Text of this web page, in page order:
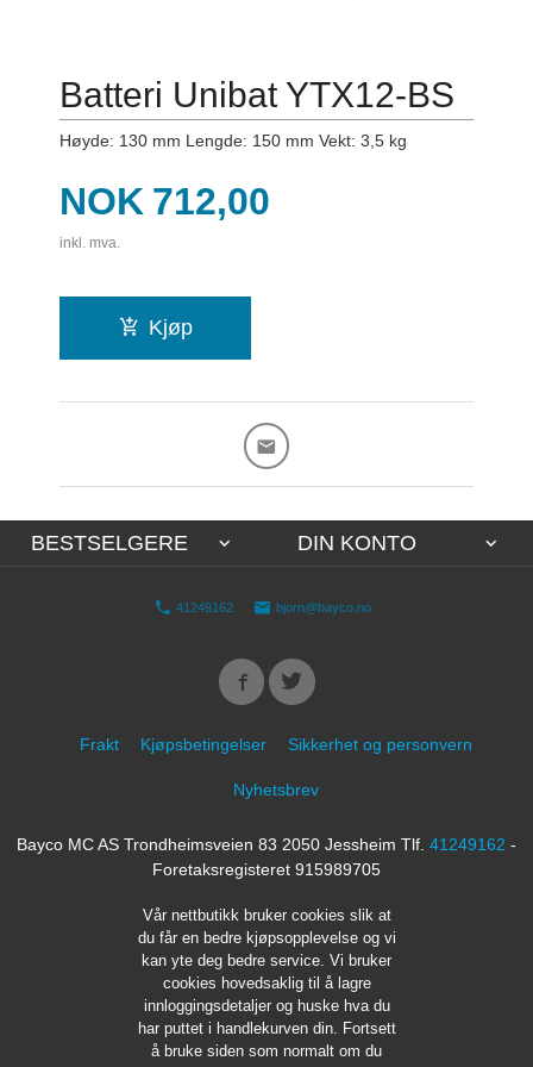
Batteri Unibat YTX12-BS
Høyde: 130 mm Lengde: 150 mm Vekt: 3,5 kg
Pris
NOK 712,00
inkl. mva.
Kjøp
BESTSELGERE DIN KONTO
41249162 bjorn@bayco.no
Frakt Kjøpsbetingelser Sikkerhet og personvern
Nyhetsbrev
Bayco MC AS Trondheimsveien 83 2050 Jessheim Tlf. 41249162 -
Foretaksregisteret 915989705
Vår nettbutikk bruker cookies slik at
du får en bedre kjøpsopplevelse og vi
kan yte deg bedre service. Vi bruker
cookies hovedsaklig til å lagre
innloggingsdetaljer og huske hva du
har puttet i handlekurven din. Fortsett
å bruke siden som normalt om du